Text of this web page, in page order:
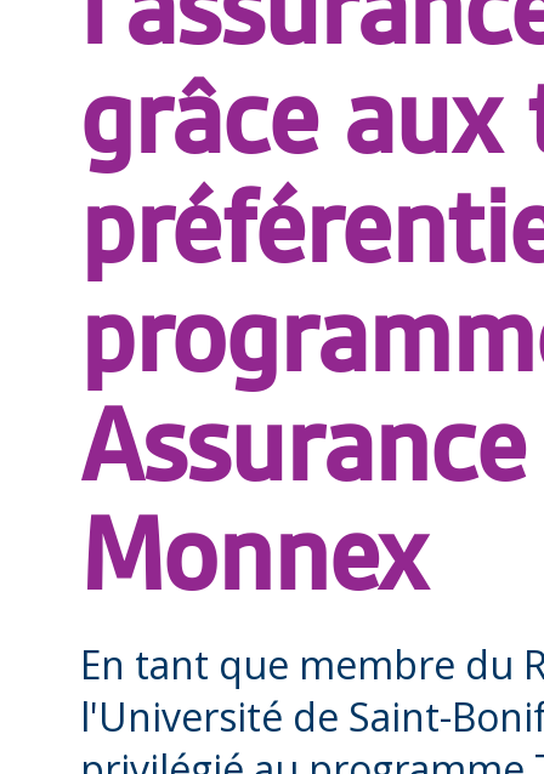
grâce aux
Monnex
En tant que membre du
l'Université de Saint-